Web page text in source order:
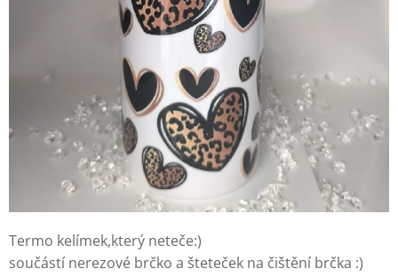
Termo kelímek,který neteče:)
součástí nerezové brčko a šteteček na čištění brčka :)